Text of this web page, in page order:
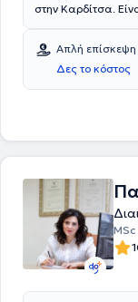
στην Καρδίτσα.
Νοσοκομείο
παχυσαρκία και
Απλή επίσκεψη
Δες το κόστος
MSc